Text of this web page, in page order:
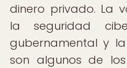
dinero privado. La
la seguridad
gubernamental y
son algunos de